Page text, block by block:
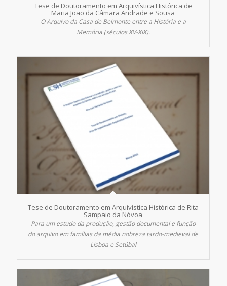
Tese de Doutoramento em Arquivística Histórica de
Maria João da Câmara Andrade e Sousa
O Arquivo da Casa de Belmonte entre a História e a
Memória (séculos XV-XIX).
Tese de Doutoramento em Arquivística Histórica de Rita
Sampaio da Nóvoa
Para um estudo da produção, gestão documental e função
do arquivo em famílias da média nobreza tardo-medieval de
Lisboa e Setúbal